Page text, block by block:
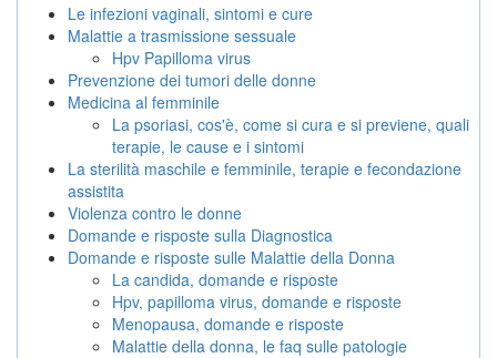
Le infezioni vaginali, sintomi e cure
Malattie a trasmissione sessuale
Hpv Papilloma virus
Prevenzione dei tumori delle donne
Medicina al femminile
La psoriasi, cos'è, come si cura e si previene, quali
terapie, le cause e i sintomi
La sterilità maschile e femminile, terapie e fecondazione
assistita
Violenza contro le donne
Domande e risposte sulla Diagnostica
Domande e risposte sulle Malattie della Donna
La candida, domande e risposte
Hpv, papilloma virus, domande e risposte
Menopausa, domande e risposte
Malattie della donna, le faq sulle patologie